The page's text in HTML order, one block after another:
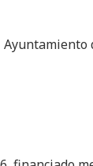
Ayuntamiento